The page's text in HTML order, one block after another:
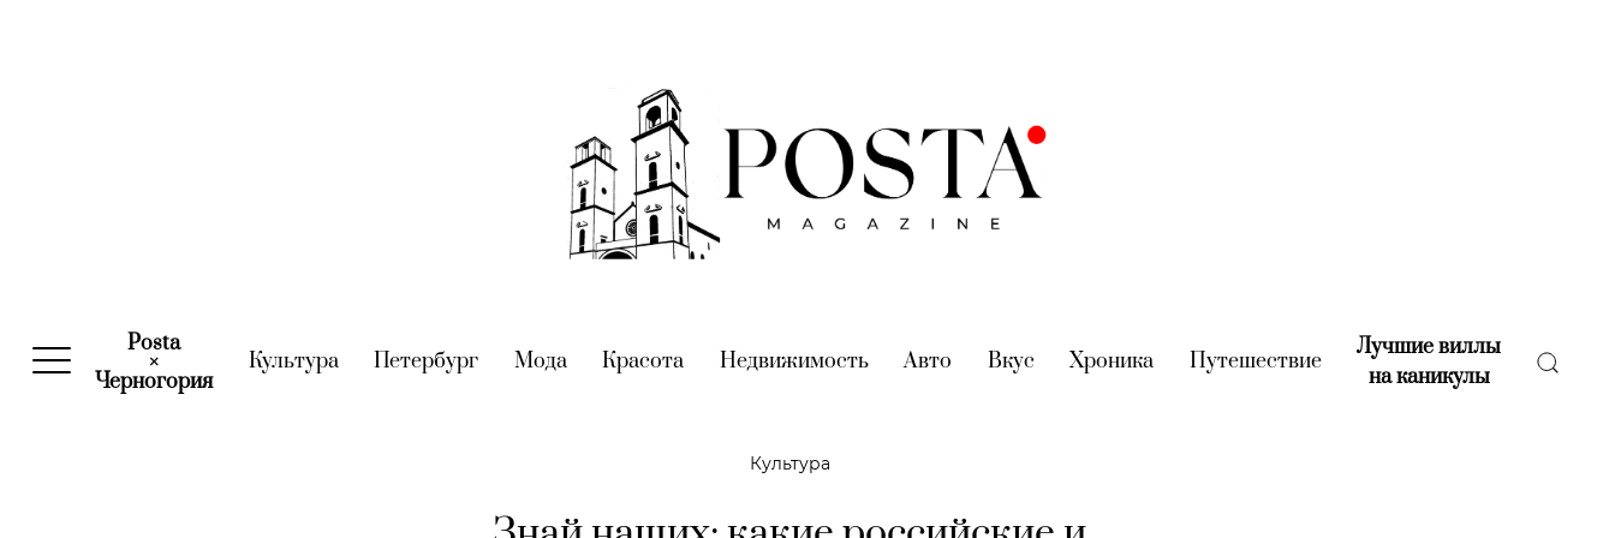
Posta
×
Черногория(current)
Культура(current)
Петербург (current)
Мода(current)
Красота (current)
Недвижимость(current)
Авто (current)
Вкус (current)
Хроника (current)
Путешествие(current)
Лучшие виллы
на каникулы(current)
Культура